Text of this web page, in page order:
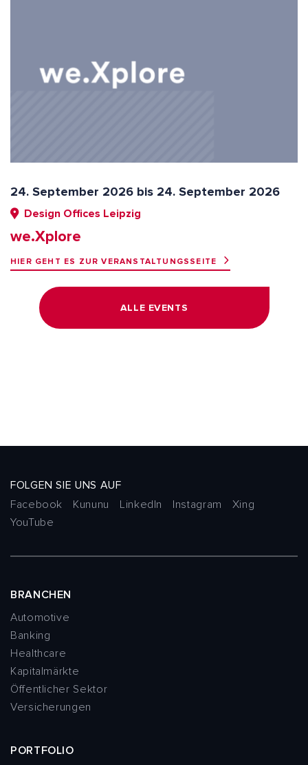
24. September 2026 bis 24. September 2026
Design Offices Leipzig
we.Xplore
HIER GEHT ES ZUR VERANSTALTUNGSSEITE
ALLE EVENTS
FOLGEN SIE UNS AUF
Facebook
Kununu LinkedIn Instagram
Xing
YouTube
BRANCHEN
Automotive
Banking
Healthcare
Kapitalmärkte
Öffentlicher Sektor
Versicherungen
PORTFOLIO